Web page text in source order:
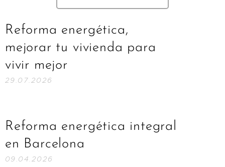
Reforma energética,
mejorar tu vivienda para
vivir mejor
29.07.2026
Reforma energética integral
en Barcelona
09.04.2026